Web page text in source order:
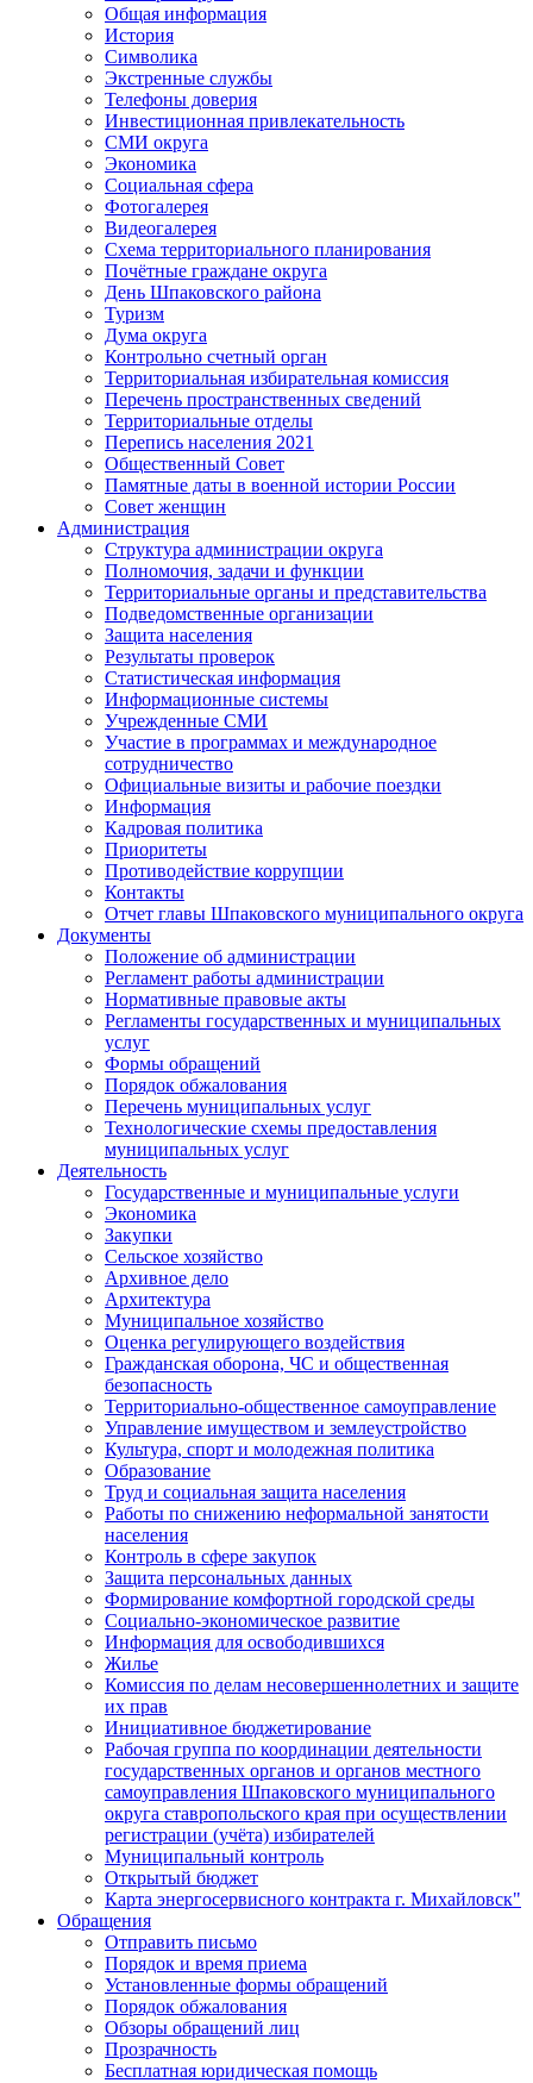
Общая информация
История
Символика
Экстренные службы
Телефоны доверия
Инвестиционная привлекательность
СМИ округа
Экономика
Социальная сфера
Фотогалерея
Видеогалерея
Схема территориального планирования
Почётные граждане округа
День Шпаковского района
Туризм
Дума округа
Контрольно счетный орган
Территориальная избирательная комиссия
Перечень пространственных сведений
Территориальные отделы
Перепись населения 2021
Общественный Совет
Памятные даты в военной истории России
Совет женщин
Администрация
Структура администрации округа
Полномочия, задачи и функции
Территориальные органы и представительства
Подведомственные организации
Защита населения
Результаты проверок
Статистическая информация
Информационные системы
Учрежденные СМИ
Участие в программах и международное
сотрудничество
Официальные визиты и рабочие поездки
Информация
Кадровая политика
Приоритеты
Противодействие коррупции
Контакты
Отчет главы Шпаковского муниципального округа
Документы
Положение об администрации
Регламент работы администрации
Нормативные правовые акты
Регламенты государственных и муниципальных
услуг
Формы обращений
Порядок обжалования
Перечень муниципальных услуг
Технологические схемы предоставления
муниципальных услуг
Деятельность
Государственные и муниципальные услуги
Экономика
Закупки
Сельское хозяйство
Архивное дело
Архитектура
Муниципальное хозяйство
Оценка регулирующего воздействия
Гражданская оборона, ЧС и общественная
безопасность
Территориально-общественное самоуправление
Управление имуществом и землеустройство
Культура, спорт и молодежная политика
Образование
Труд и социальная защита населения
Работы по снижению неформальной занятости
населения
Контроль в сфере закупок
Защита персональных данных
Формирование комфортной городской среды
Социально-экономическое развитие
Информация для освободившихся
Жилье
Комиссия по делам несовершеннолетних и защите
их прав
Инициативное бюджетирование
Рабочая группа по координации деятельности
государственных органов и органов местного
самоуправления Шпаковского муниципального
округа ставропольского края при осуществлении
регистрации (учёта) избирателей
Муниципальный контроль
Открытый бюджет
Карта энергосервисного контракта г. Михайловск"
Обращения
Отправить письмо
Порядок и время приема
Установленные формы обращений
Порядок обжалования
Обзоры обращений лиц
Прозрачность
Бесплатная юридическая помощь